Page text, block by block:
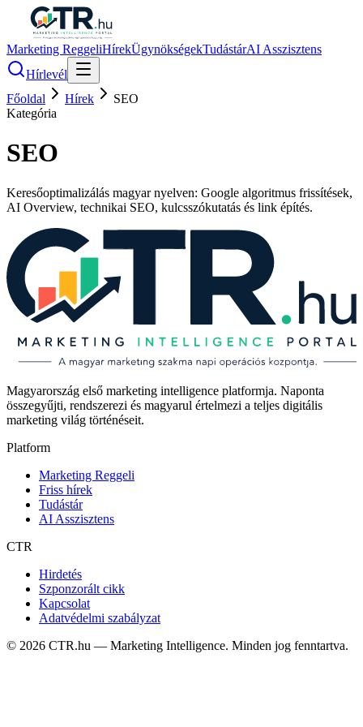
Marketing ReggeliHírekÜgynökségekTudástárAI Asszisztens
Hírlevél
Főoldal
Hírek
SEO
Kategória
SEO
Keresőoptimalizálás magyar nyelven: Google algoritmus frissítések,
AI Overview, technikai SEO, kulcsszókutatás és link építés.
Magyarország első marketing intelligence platformja. Naponta
összegyűjti, rendszerezi és magyarul értelmezi a teljes digitális
marketing világ történéseit.
Platform
Marketing Reggeli
Friss hírek
Tudástár
AI Asszisztens
CTR
Hirdetés
Szponzorált cikk
Kapcsolat
Adatvédelmi szabályzat
© 2026 CTR.hu — Marketing Intelligence. Minden jog fenntartva.